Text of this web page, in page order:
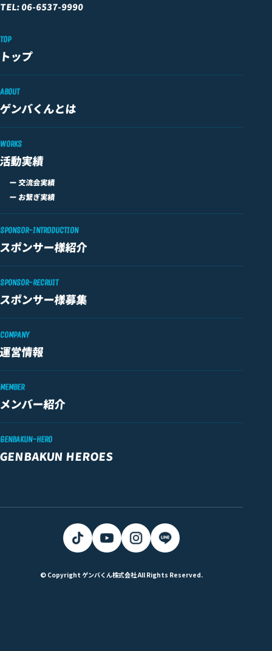
TEL: 06-6537-9990
TOP
ップ
ABOUT
ンバくんとは
WORKS
動実績
ー 交流会実績
ー お繋ぎ実績
SPONSOR-INTRODUCTION
ポンサー様紹介
SPONSOR-RECRUIT
ポンサー様募集
COMPANY
営情報
MEMBER
ンバー紹介
GENBAKUN-HERO
HEROES
© Copyright ゲンバくん株式会社 All Rights Reserved.